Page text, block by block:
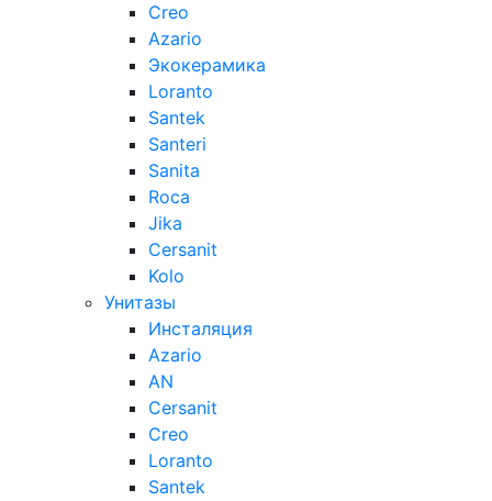
Creo
Azario
Экокерамика
Loranto
Santek
Santeri
Sanita
Roca
Jika
Cersanit
Kolo
Унитазы
Инсталяция
Azario
AN
Cersanit
Creo
Loranto
Santek